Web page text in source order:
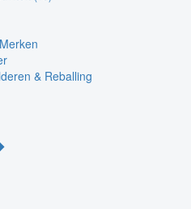
& Reballing